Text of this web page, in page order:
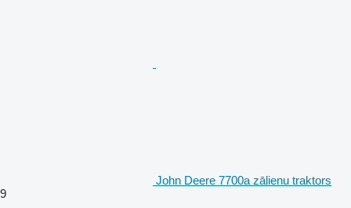
John Deere 7700a zālienu traktors
9